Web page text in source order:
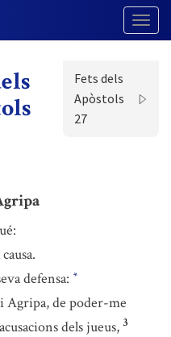
Fets dels
Apòstols
27
defensa: *
de poder-me
dels jueus, 3